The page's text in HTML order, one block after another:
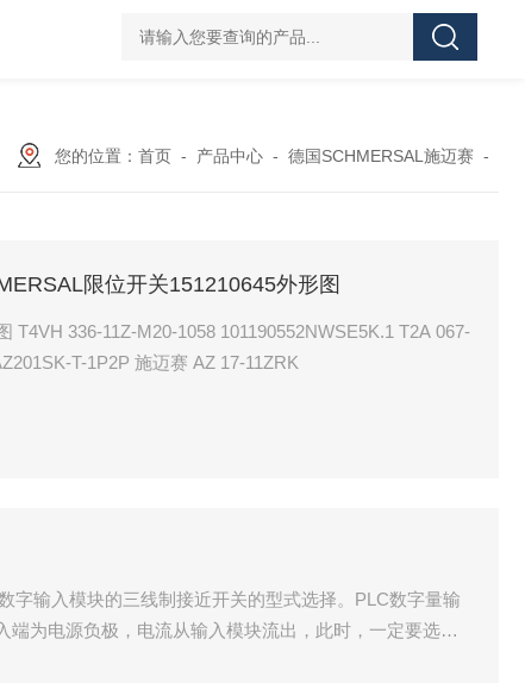
UPF1S-CL-12-B-W-20-EN424威格士
您的位置： 首页 - 产品中心 - 德国SCHMERSAL施迈赛 -
限位开关151210645外形图
11Y-2512-4 SCHMERSAL 103015815 AZ201SK-T-1P2P 施迈赛 AZ 17-11ZRK
字输入模块的三线制接近开关的型式选择。PLC数字量输
为电源负极，电流从输入模块流出，此时，一定要选用N